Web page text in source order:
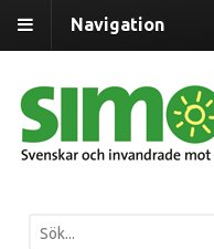
Navigation